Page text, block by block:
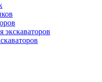
экскаваторов